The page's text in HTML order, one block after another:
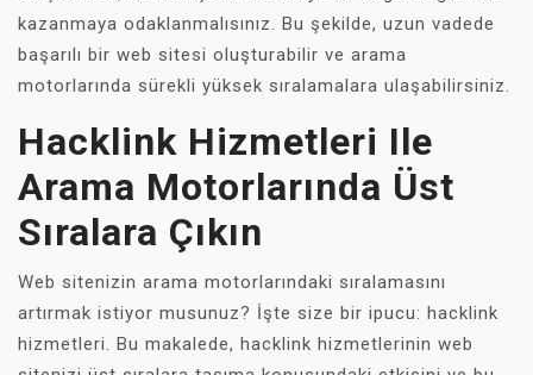
kazanmaya odaklanmalısınız. Bu şekilde, uzun vadede
başarılı bir web sitesi oluşturabilir ve arama
motorlarında sürekli yüksek sıralamalara ulaşabilirsiniz.
Hacklink Hizmetleri Ile
Arama Motorlarında Üst
Sıralara Çıkın
Web sitenizin arama motorlarındaki sıralamasını
artırmak istiyor musunuz? İşte size bir ipucu: hacklink
hizmetleri. Bu makalede, hacklink hizmetlerinin web